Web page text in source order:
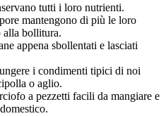
tutti i loro nutrienti.
mantengono di più le loro
alla bollitura.
appena sbollentati e lasciati
i condimenti tipici di noi
o aglio.
a pezzetti facili da mangiare e